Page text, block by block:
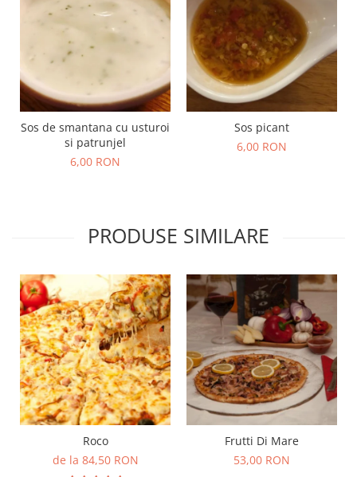
Sos de smantana cu usturoi
si patrunjel
6,00 RON
Sos picant
6,00 RON
PRODUSE SIMILARE
Roco
de la 84,50 RON
Frutti Di Mare
53,00 RON